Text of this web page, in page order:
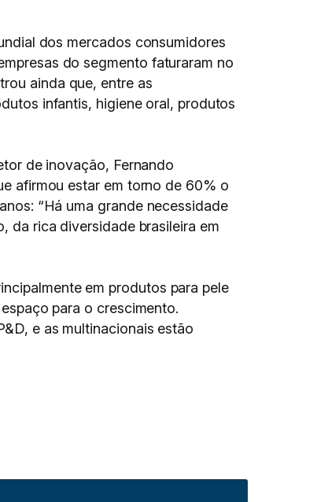
dos mercados consumidores
do segmento faturaram no
ainda que, entre as
infantis, higiene oral, produtos
de inovação, Fernando
afirmou estar em torno de 60% o
“Há uma grande necessidade
da rica diversidade brasileira em
em produtos para pele
para o crescimento.
e as multinacionais estão